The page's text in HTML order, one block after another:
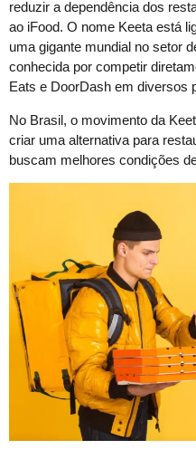
reduzir a dependência dos
ao iFood. O nome Keeta está
uma gigante mundial no setor
conhecida por competir
Eats e DoorDash em diversos
No Brasil, o movimento da
criar uma alternativa para
buscam melhores condições